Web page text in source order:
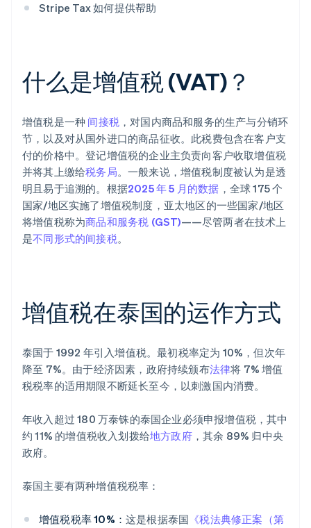
Stripe Tax 如何提供帮助
什么是增值税 (VAT)？
增值税是一种 间接税 ，对国内商品和服务的生产与分销环
节，以及对从国外进口的商品征收。此税费包含在客户支
付的价格中。登记增值税的企业主负责向客户收取增值税
并将其上缴给税务局。一般来说，增值税制度被认为是透
明且易于追溯的。根据2025 年 5 月的数据 ，全球 175 个
国家/地区实施了增值税制度，亚太地区的一些国家/地区
将增值税称为商品和服务税 (GST)——尽管两者在技术上
是不同形式的间接税。
增值税在泰国的运作方式
泰国于 1992 年引入增值税。最初税率定为 10%，但次年
降至 7%。由于经济因素，政府持续颁布法律将 7% 增值
税税率的适用期限不断延长至今，以刺激国内消费。
年收入超过 180 万泰铢的泰国企业必须申报增值税，其中
约 11% 的增值税收入划拨给地方政府，其余 89% 归中央
政府。
泰国主要有两种增值税税率：
增值税税率 10%： 这是根据泰国 《税法典修正案（第